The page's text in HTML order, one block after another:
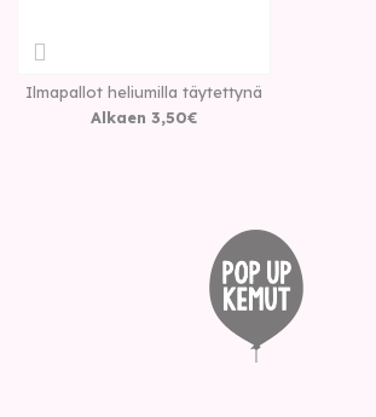
Ilmapallot heliumilla täytettynä
Alkaen 3,50€